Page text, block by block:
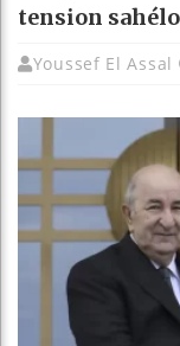
tension
Youssef El Assal